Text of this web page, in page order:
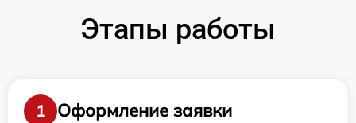
Этапы работы
1
Оформление заявки